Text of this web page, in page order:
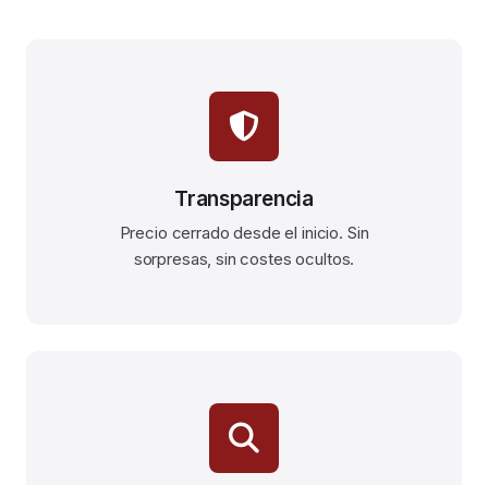
Transparencia
Precio cerrado desde el inicio. Sin
sorpresas, sin costes ocultos.